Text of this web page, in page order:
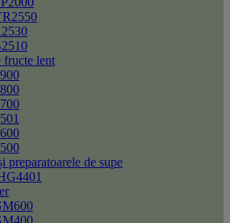
fructe lent
preparatoarele de supe